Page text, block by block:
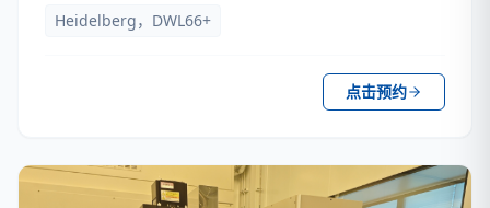
Heidelberg，DWL66+
点击预约